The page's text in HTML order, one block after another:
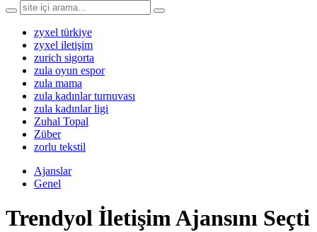
zyxel türkiye
zyxel iletişim
zurich sigorta
zula oyun espor
zula mama
zula kadınlar turnuvası
zula kadınlar ligi
Zuhal Topal
Züber
zorlu tekstil
Ajanslar
Genel
Trendyol İletişim Ajansını Seçti